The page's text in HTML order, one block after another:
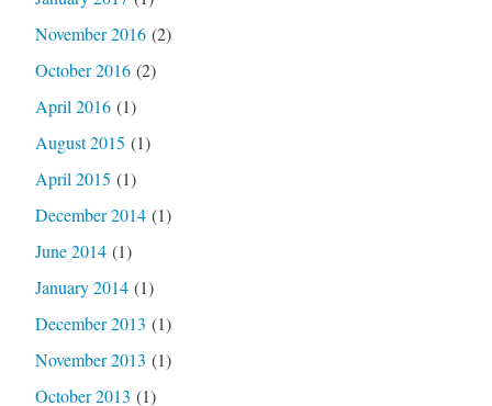
November 2016(2)
October 2016(2)
April 2016(1)
August 2015 (1)
April 2015 (1)
December 2014(1)
June 2014(1)
January 2014(1)
December 2013 (1)
November 2013 (1)
October 2013 (1)